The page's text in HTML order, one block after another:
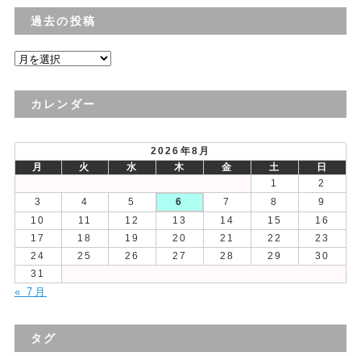
過去の投稿
過
の
カレンダー
2026年8月
月
火 水 木 金 土
日
1
2
3
4 5 6 7 8
9
10
11 12 13 14 15
16
17
18 19 20 21 22
23
24
25 26 27 28 29
30
31
« 7月
タグ